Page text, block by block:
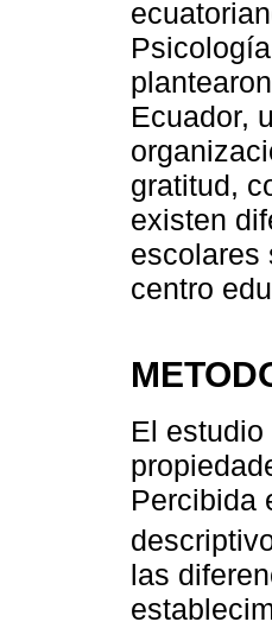
Ecuador,
gratitud,
existen
escolares
centro
El
Percibida
las